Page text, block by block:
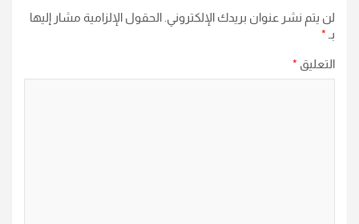
لن يتم نشر عنوان بريدك الإلكتروني. الحقول الإلزامية مشار إليها
بـ *
التعليق *